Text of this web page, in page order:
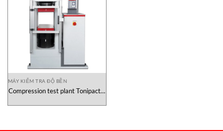
MÁY KIỂM TRA ĐỘ BỀN
Compression test plant Tonipact II